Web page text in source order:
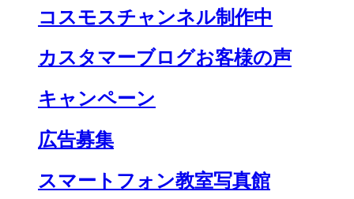
コスモスチャンネル制作中
カスタマーブログお客様の声
キャンペーン
広告募集
スマートフォン教室写真館